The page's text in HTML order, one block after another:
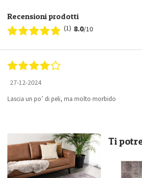
Recensioni prodotti
(1) 8.0/10
27-12-2024
Lascia un po’ di peli, ma molto morbido
Ti